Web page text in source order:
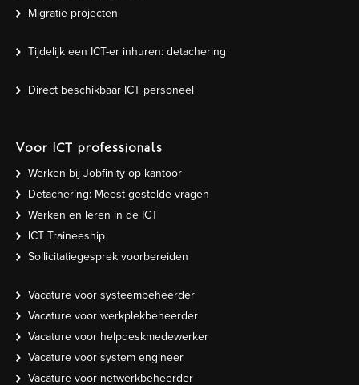
Migratie projecten
Tijdelijk een ICT-er inhuren: detachering
Direct beschikbaar ICT personeel
Voor ICT professionals
Werken bij Jobfinity op kantoor
Detachering: Meest gestelde vragen
Werken en leren in de ICT
ICT Traineeship
Sollicitatiegesprek voorbereiden
Vacature voor systeembeheerder
Vacature voor werkplekbeheerder
Vacature voor helpdeskmedewerker
Vacature voor system engineer
Vacature voor netwerkbeheerder